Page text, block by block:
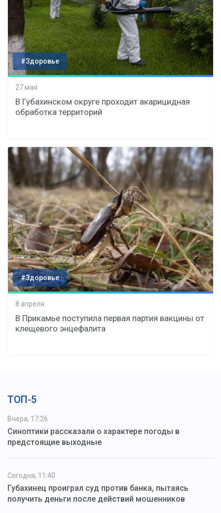
#Здоровье
27 мая
В Губахинском округе проходит акарицидная
обработка территорий
#Здоровье
8 апреля
В Прикамье поступила первая партия вакцины от
клещевого энцефалита
ТОП-5
Вчера, 17:26
Синоптики рассказали о характере погоды в
предстоящие выходные
Сегодня, 11:40
Губахинец проиграл суд против банка, пытаясь
получить деньги после действий мошенников